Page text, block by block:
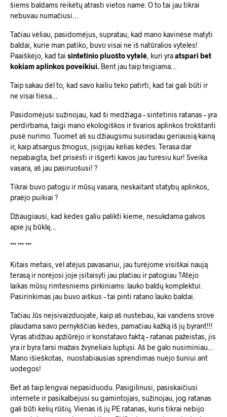
šiems baldams reikėtų atrasti vietos name. O to tai jau tikrai
nebuvau numačiusi…
Tačiau vėliau, pasidomėjus, supratau, kad mano kavinėse matyti
baldai, kurie man patiko, buvo visai ne iš natūralios vytelės!
Paaiškėjo, kad tai sintetinio pluošto vytelė, kuri yraatspari bet
kokiam aplinkos poveikiui. Bent jau taip teigiama…
Taip sakau dėl to, kad savo kailiu teko patirti, kad tai gali būti ir
ne visai tiesa…
Pasidomėjusi sužinojau, kad ši medžiaga – sintetinis ratanas – yra
perdirbama, taigi mano ekologiškos ir švarios aplinkos trokštanti
pusė nurimo. Tuomet aš su džiaugsmu susiradau geriausią kainą
ir, kaip atsargus žmogus, įsigijau kelias kėdes. Terasa dar
nepabaigta, bet prisėsti ir išgerti kavos jau turėsiu kur! Sveika
vasara, aš jau pasiruošusi! ?
Tikrai buvo patogu ir mūsų vasara, neskaitant statybų aplinkos,
praėjo puikiai ?
Džiaugiausi, kad kėdes galiu palikti kieme, nesukdama galvos
apie jų būklę…
*** *** ***
Kitais metais, vėl atėjus pavasariui, jau turėjome visiškai naują
terasą ir norėjosi joje įsitaisyti jau plačiau ir patogiau ?Atėjo
laikas mūsų rimtesniems pirkiniams: lauko baldų komplektui.
Pasirinkimas jau buvo aiškus – tai pinti ratano lauko baldai.
Tačiau Jūs neįsivaizduojate, kaip aš nustebau, kai vandens srove
plaudama savo pernykščias kėdes, pamačiau kažką iš jų byrant!!!
Vyras atidžiau apžiūrėjo ir konstatavo faktą – ratanas pažeistas, jis
yra ir byra tarsi mažais žvyneliais luptųsi. Aš be galo nusiminiau…
Mano išieškotas, nuostabiausias sprendimas nuėjo šuniui ant
uodegos!
Bet aš taip lengvai nepasiduodu. Pasigilinusi, pasiskaičiusi
internete ir pasikalbėjusi su gamintojais, sužinojau, jog ratanas
gali būti kelių rūšių. Vienas iš jų PE ratanas, kuris tikrai nebijo